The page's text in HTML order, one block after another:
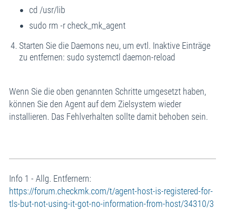
cd /usr/lib
sudo rm -r check_mk_agent
Starten Sie die Daemons neu, um evtl. Inaktive Einträge
zu entfernen: sudo systemctl daemon-reload
Wenn Sie die oben genannten Schritte umgesetzt haben,
können Sie den Agent auf dem Zielsystem wieder
installieren. Das Fehlverhalten sollte damit behoben sein.
Info 1 - Allg. Entfernern:
https://forum.checkmk.com/t/agent-host-is-registered-for-
tls-but-not-using-it-got-no-information-from-host/34310/3